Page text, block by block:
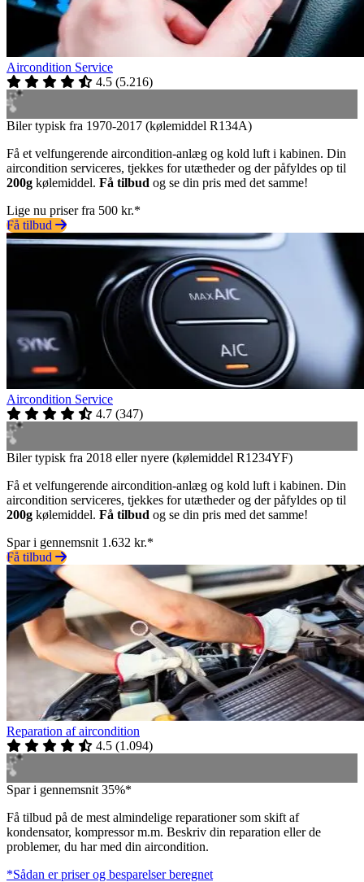
Aircondition Service
4.5 (5.216)
Biler typisk fra 1970-2017 (kølemiddel R134A)
Få et velfungerende aircondition-anlæg og kold luft i kabinen. Din
aircondition serviceres, tjekkes for utætheder og der påfyldes op til
200g kølemiddel. Få tilbud og se din pris med det samme!
Lige nu priser fra 500 kr.*
Få tilbud
Aircondition Service
4.7 (347)
Biler typisk fra 2018 eller nyere (kølemiddel R1234YF)
Få et velfungerende aircondition-anlæg og kold luft i kabinen. Din
aircondition serviceres, tjekkes for utætheder og der påfyldes op til
200g kølemiddel. Få tilbud og se din pris med det samme!
Spar i gennemsnit 1.632 kr.*
Få tilbud
Reparation af aircondition
4.5 (1.094)
Spar i gennemsnit 35%*
Få tilbud på de mest almindelige reparationer som skift af
kondensator, kompressor m.m. Beskriv din reparation eller de
problemer, du har med din aircondition.
*Sådan er priser og besparelser beregnet